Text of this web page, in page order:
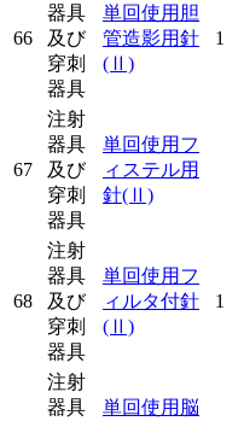
66
器具
及び
穿刺
器具
単回使用胆
管造影用針
(Ⅱ)
1
67
注射
器具
及び
穿刺
器具
単回使用フ
ィステル用
針(Ⅱ)
68
注射
器具
及び
穿刺
器具
単回使用フ
ィルタ付針
(Ⅱ)
1
注射
器具
単回使用脳